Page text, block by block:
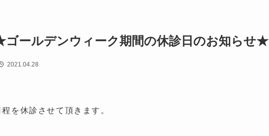
ールデンウィーク期間の休診日のお知らせ★
2021.04.28
を休診させて頂きます。